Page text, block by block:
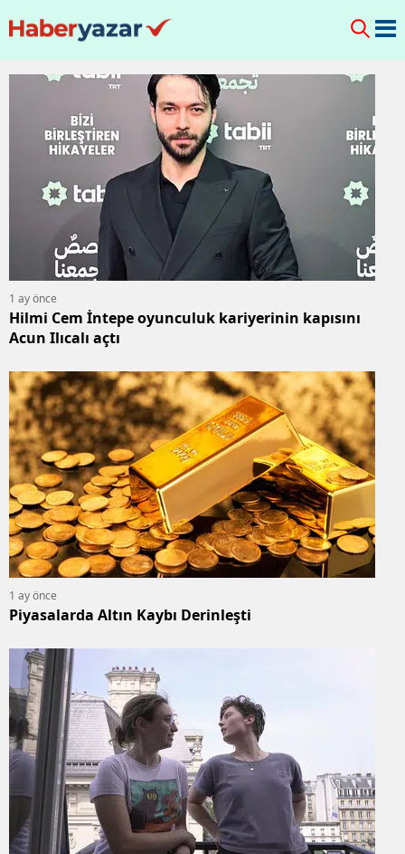
1 ay önce
Hilmi Cem İntepe oyunculuk kariyerinin kapısını
Acun Ilıcalı açtı
1 ay önce
Piyasalarda Altın Kaybı Derinleşti